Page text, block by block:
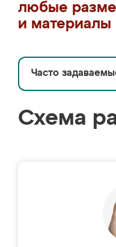
любые
и материалы
Часто
Схема